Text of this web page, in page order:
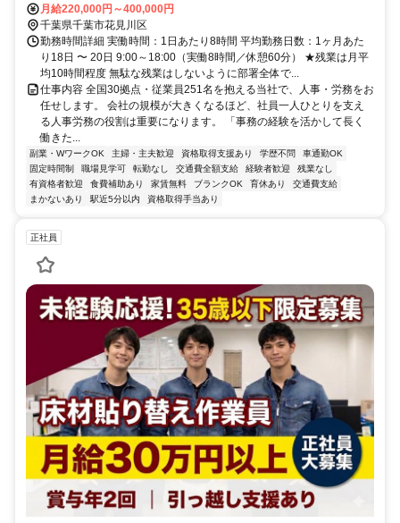
月給220,000円～400,000円
千葉県千葉市花見川区
勤務時間詳細 実働時間：1日あたり8時間 平均勤務日数：1ヶ月あた
り18日 〜 20日 9:00～18:00（実働8時間／休憩60分） ★残業は月平
均10時間程度 無駄な残業はしないように部署全体で...
仕事内容 全国30拠点・従業員251名を抱える当社で、人事・労務をお
任せします。 会社の規模が大きくなるほど、社員一人ひとりを支え
る人事労務の役割は重要になります。 「事務の経験を活かして長く
働きた...
副業・WワークOK 主婦・主夫歓迎 資格取得支援あり 学歴不問
車通勤OK
固定時間制
職場見学可 転勤なし 交通費全額支給 経験者歓迎
残業なし
有資格者歓迎
食費補助あり 家賃無料 ブランクOK 育休あり
交通費支給
まかないあり
駅近5分以内 資格取得手当あり
正社員